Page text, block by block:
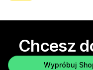
Chcesz
Wypróbuj